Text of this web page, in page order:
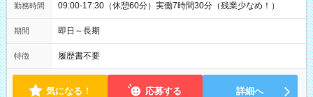
勤務時間 09:00-17:30（休憩60分）実働7時間30分（残業少なめ！）
期間 即日～長期
特徴 履歴書不要
気になる！ 応募する 詳細へ